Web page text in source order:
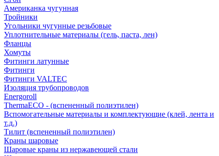
Американка чугунная
Тройники
Угольники чугунные резьбовые
Уплотнительные материалы (гель, паста, лен)
Фланцы
Хомуты
Фитинги латунные
Фитинги
Фитинги VALTEC
Изоляция трубопроводов
Energoroll
ThermaECO - (вспененный полиэтилен)
Вспомогательные материалы и комплектующие (клей, лента и
т.д.)
Тилит (вспененный полиэтилен)
Краны шаровые
Шаровые краны из нержавеющей стали